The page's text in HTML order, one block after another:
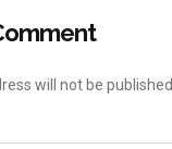
will not be published.